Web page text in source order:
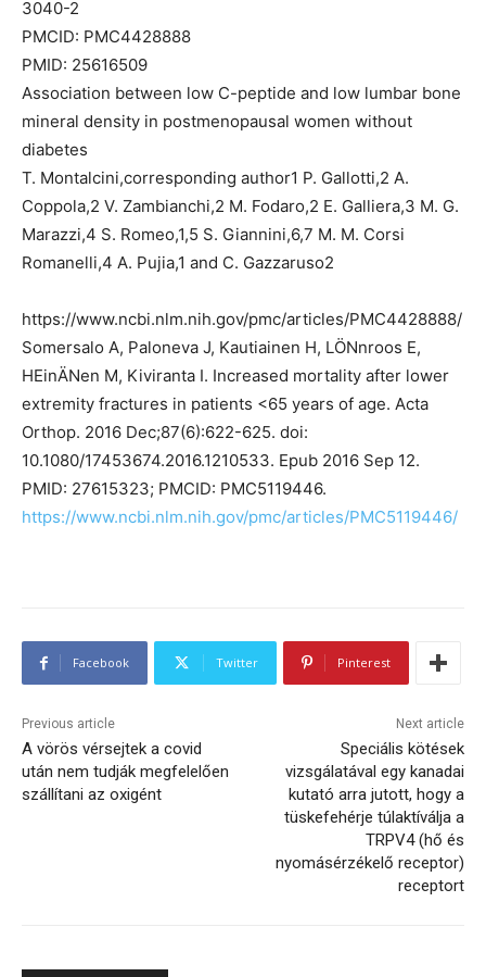
3040-2
PMCID: PMC4428888
PMID: 25616509
Association between low C-peptide and low lumbar bone
mineral density in postmenopausal women without
diabetes
T. Montalcini,corresponding author1 P. Gallotti,2 A.
Coppola,2 V. Zambianchi,2 M. Fodaro,2 E. Galliera,3 M. G.
Marazzi,4 S. Romeo,1,5 S. Giannini,6,7 M. M. Corsi
Romanelli,4 A. Pujia,1 and C. Gazzaruso2
https://www.ncbi.nlm.nih.gov/pmc/articles/PMC4428888/
Somersalo A, Paloneva J, Kautiainen H, LÖNnroos E,
HEinÄNen M, Kiviranta I. Increased mortality after lower
extremity fractures in patients <65 years of age. Acta
Orthop. 2016 Dec;87(6):622-625. doi:
10.1080/17453674.2016.1210533. Epub 2016 Sep 12.
PMID: 27615323; PMCID: PMC5119446.
https://www.ncbi.nlm.nih.gov/pmc/articles/PMC5119446/
Facebook Twitter Pinterest
Previous article
A vörös vérsejtek a covid
után nem tudják megfelelően
szállítani az oxigént
Next article
Speciális kötések
vizsgálatával egy kanadai
kutató arra jutott, hogy a
tüskefehérje túlaktíválja a
TRPV4 (hő és
nyomásérzékelő receptor)
receptort